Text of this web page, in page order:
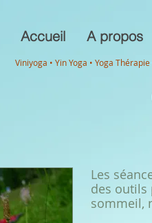
Accueil A propos
Viniyoga • Yin Yoga • Yoga
Les
des outils
sommeil,